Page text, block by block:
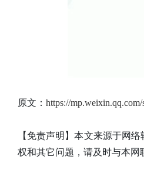
原文： https://
【免责声明】本文来源于网
权和其它问题，请及时与本